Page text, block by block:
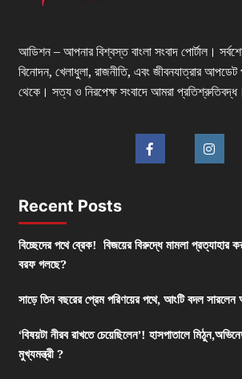
আডিশন – আপনার বিশ্বস্ত বাংলা সংবাদ পোর্টাল।
বিনোদন, খেলাধুলা, রাজনীতি, এবং জীবনযাত্রার
থেকে। সত্য ও নিরপেক্ষ সংবাদে আমরা প্রতিশ্রুতিবদ্ধ।
Recent Posts
বিচ্ছেদের পথে ব্রেক! বিজয়ের বিরুদ্ধে মামলা প্রত্যাহার
বরফ গলছে?
সাড়ে তিন বছরের প্রেম পরিণয়ের পথে, আংটি বদল
‘বিষয়টা নীরব রাখতে চেয়েছিলেন’! হাসপাতালে
মুখ্যমন্ত্রী ?